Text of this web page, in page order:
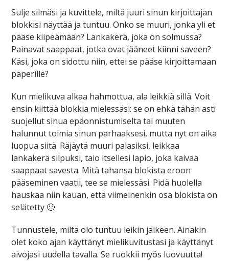
Sulje silmäsi ja kuvittele, miltä juuri sinun kirjoittajan
blokkisi näyttää ja tuntuu. Onko se muuri, jonka yli et
pääse kiipeämään? Lankakerä, joka on solmussa?
Painavat saappaat, jotka ovat jääneet kiinni saveen?
Käsi, joka on sidottu niin, ettei se pääse kirjoittamaan
paperille?
Kun mielikuva alkaa hahmottua, ala leikkiä sillä. Voit
ensin kiittää blokkia mielessäsi: se on ehkä tähän asti
suojellut sinua epäonnistumiselta tai muuten
halunnut toimia sinun parhaaksesi, mutta nyt on aika
luopua siitä. Räjäytä muuri palasiksi, leikkaa
lankakerä silpuksi, taio itsellesi lapio, joka kaivaa
saappaat savesta. Mitä tahansa blokista eroon
pääseminen vaatii, tee se mielessäsi. Pidä huolella
hauskaa niin kauan, että viimeinenkin osa blokista on
selätetty 🙂
Tunnustele, miltä olo tuntuu leikin jälkeen. Ainakin
olet koko ajan käyttänyt mielikuvitustasi ja käyttänyt
aivojasi uudella tavalla. Se ruokkii myös luovuutta!